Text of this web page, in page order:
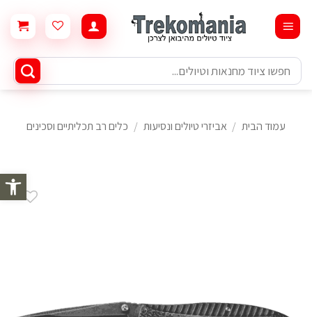
פתח
content
חיפוש
עבור:
עמוד הבית / אביזרי טיולים ונסיעות / כלים רב תכליתיים וסכינים